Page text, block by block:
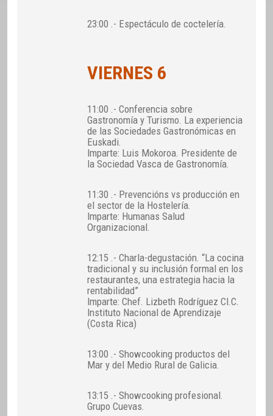
23:00 .- Espectáculo de coctelería.
VIERNES 6
11:00 .- Conferencia sobre
Gastronomía y Turismo. La experiencia
de las Sociedades Gastronómicas en
Euskadi.
Imparte: Luis Mokoroa. Presidente de
la Sociedad Vasca de Gastronomía.
11:30 .- Prevencións vs producción en
el sector de la Hostelería.
Imparte: Humanas Salud
Organizacional.
12:15 .- Charla-degustación. “La cocina
tradicional y su inclusión formal en los
restaurantes, una estrategia hacia la
rentabilidad”
Imparte: Chef. Lizbeth Rodríguez CI.C.
Instituto Nacional de Aprendizaje
(Costa Rica)
13:00 .- Showcooking productos del
Mar y del Medio Rural de Galicia.
13:15 .- Showcooking profesional.
Grupo Cuevas.